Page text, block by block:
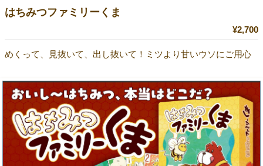
はちみつファミリーくま
¥2,700
めくって、見抜いて、出し抜いて！ミツより甘いウソにご用心